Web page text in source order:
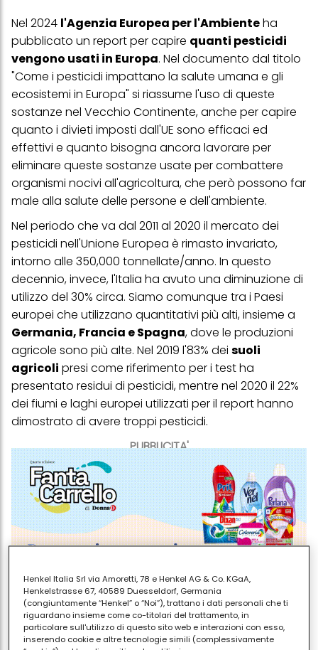
PUBBLICITA'
Nel 2024 l'Agenzia Europea per l'Ambienteha
pubblicato un report per capire quanti pesticidi
vengono usati in Europa. Nel documento dal titolo
"Come i pesticidi impattano la salute umana e gli
ecosistemi in Europa" si riassume l'uso di queste
sostanze nel Vecchio Continente, anche per capire
quanto i divieti imposti dall'UE sono efficaci ed
effettivi e quanto bisogna ancora lavorare per
eliminare queste sostanze usate per combattere
organismi nocivi all'agricoltura, che però possono far
male alla salute delle persone e dell'ambiente.
Nel periodo che va dal 2011 al 2020 il mercato dei
pesticidi nell'Unione Europea è rimasto invariato,
intorno alle 350,000 tonnellate/anno. In questo
decennio, invece, l'Italia ha avuto una diminuzione di
utilizzo del 30% circa. Siamo comunque tra i Paesi
europei che utilizzano quantitativi più alti, insieme a
Germania, Francia e Spagna, dove le produzioni
agricole sono più alte. Nel 2019 l'83% dei suoli
agricoli presi come riferimento per i test ha
presentato residui di pesticidi, mentre nel 2020 il 22%
dei fiumi e laghi europei utilizzati per il report hanno
dimostrato di avere troppi pesticidi.
In un report realizzato dall'Autorità europea per la
Henkel Italia Srl via Amoretti, 78 e Henkel AG & Co. KGaA,
Henkelstrasse 67, 40589 Duesseldorf, Germania
(congiuntamente “Henkel” o “Noi”), trattano i dati personali che ti
riguardano insieme come co-titolari del trattamento, in
particolare sull'utilizzo di questo sito web e interazioni con esso,
inserendo cookie e altre tecnologie simili (complessivamente